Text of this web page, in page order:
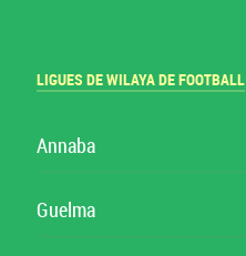
LIGUES DE WILAYA DE FOOTBALL
Annaba
Guelma